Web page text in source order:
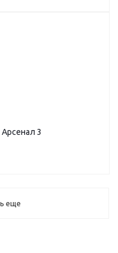
3
еще